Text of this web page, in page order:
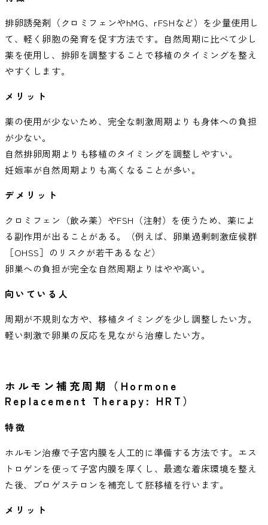
排卵誘発剤（クロミフェンやhMG、rFSHなど）を少量使用し
て、軽く卵胞の発育を促す方法です。自然周期に比べて少し
薬を使用し、排卵を調整することで移植のタイミングを整え
やすくします。
メリット
薬の使用が少ないため、完全な刺激周期よりも身体への負担
が少ない。
自然排卵周期よりも移植のタイミングを調整しやすい。
妊娠率が自然周期よりも高くなることが多い。
デメリット
クロミフェン（飲み薬）やFSH（注射）を使うため、薬によ
る副作用が出ることがある。（例えば、卵巣過剰刺激症候群
［OHSS］のリスクが若干あるなど）
卵巣への負担が完全な自然周期よりはやや高い。
向いている人
周期が不規則な方や、移植タイミングを少し調整したい方。
軽い刺激で卵巣の反応を見ながら治療したい方。
ホルモン補充周期（Hormone
Replacement Therapy: HRT）
特徴
ホルモン治療で子宮内膜を人工的に準備する方法です。エス
トロゲンを使って子宮内膜を厚くし、最適な着床環境を整え
た後、プロゲステロンを補充して胚移植を行います。
メリット